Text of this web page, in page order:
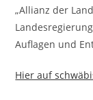
„Allianz der
Auflagen und
Hier auf